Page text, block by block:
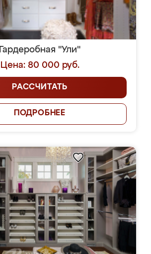
Гардеробная "Ули"
Цена: 80 000 руб.
РАССЧИТАТЬ
ПОДРОБНЕЕ